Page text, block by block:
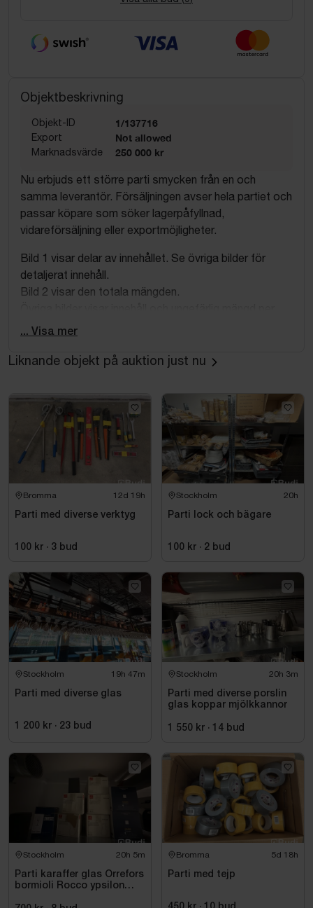
Objektbeskrivning
Objekt-ID 1/137716
Export Not allowed
Marknadsvärde 250 000 kr
Nu erbjuds ett större parti smycken från en och
samma leverantör. Försäljningen avser hela partiet och
passar köpare som söker lagerpåfyllnad,
vidareförsäljning eller exportmöjligheter.
Bild 1 visar delar av innehållet. Se övriga bilder för
detaljerat innehåll.
Bild 2 visar den totala mängden.
modell.
... Visa mer
Liknande objekt på auktion just nu
Bromma 12d 19h
Parti med diverse verktyg
100 kr · 3 bud
Stockholm 20h
Parti lock och bägare
100 kr · 2 bud
Stockholm 19h 47m
Parti med diverse glas
1 200 kr · 23 bud
Stockholm 20h 3m
Parti med diverse porslin
glas koppar mjölkkannor
1 550 kr · 14 bud
Stockholm 20h 5m
Parti karaffer glas Orrefors
bormioli Rocco ypsilon
Bromma 5d 18h
Parti med tejp